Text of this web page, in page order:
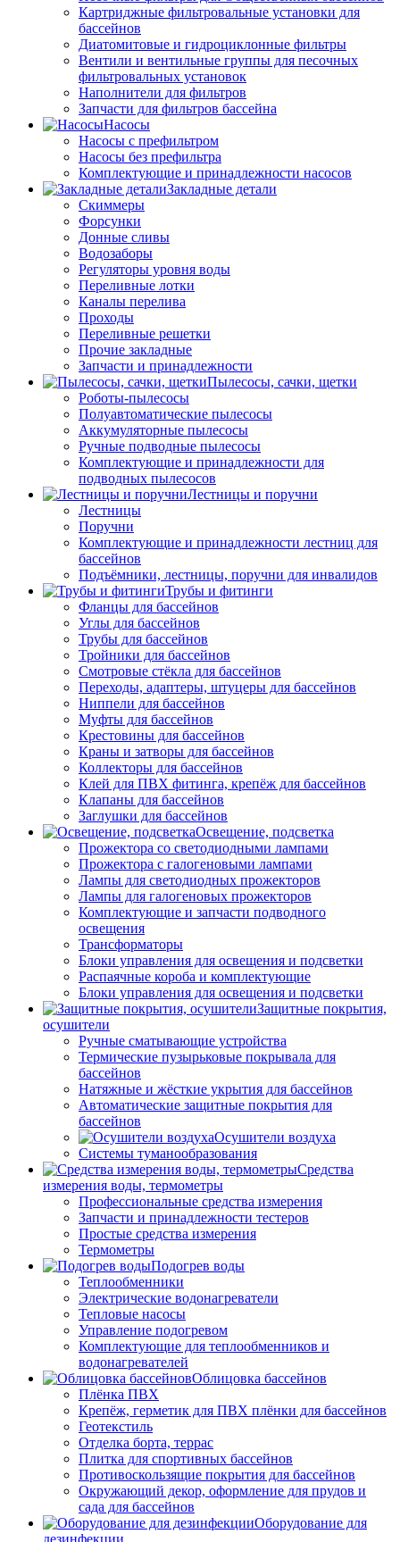
Картриджные фильтровальные установки для
бассейнов
Диатомитовые и гидроциклонные фильтры
Вентили и вентильные группы для песочных
фильтровальных установок
Наполнители для фильтров
Запчасти для фильтров бассейна
Насосы
Насосы с префильтром
Насосы без префильтра
Комплектующие и принадлежности насосов
Закладные детали
Скиммеры
Форсунки
Донные сливы
Водозаборы
Регуляторы уровня воды
Переливные лотки
Каналы перелива
Проходы
Переливные решетки
Прочие закладные
Запчасти и принадлежности
Пылесосы, сачки, щетки
Роботы-пылесосы
Полуавтоматические пылесосы
Аккумуляторные пылесосы
Ручные подводные пылесосы
Комплектующие и принадлежности для
подводных пылесосов
Лестницы и поручни
Лестницы
Поручни
Комплектующие и принадлежности лестниц для
бассейнов
Подъёмники, лестницы, поручни для инвалидов
Трубы и фитинги
Фланцы для бассейнов
Углы для бассейнов
Трубы для бассейнов
Тройники для бассейнов
Смотровые стёкла для бассейнов
Переходы, адаптеры, штуцеры для бассейнов
Ниппели для бассейнов
Муфты для бассейнов
Крестовины для бассейнов
Краны и затворы для бассейнов
Коллекторы для бассейнов
Клей для ПВХ фитинга, крепёж для бассейнов
Клапаны для бассейнов
Заглушки для бассейнов
Освещение, подсветка
Прожектора со светодиодными лампами
Прожектора с галогеновыми лампами
Лампы для светодиодных прожекторов
Лампы для галогеновых прожекторов
Комплектующие и запчасти подводного
освещения
Трансформаторы
Блоки управления для освещения и подсветки
Распаячные короба и комплектующие
Блоки управления для освещения и подсветки
Защитные покрытия,
осушители
Ручные сматывающие устройства
Термические пузырьковые покрывала для
бассейнов
Натяжные и жёсткие укрытия для бассейнов
Автоматические защитные покрытия для
бассейнов
Осушители воздуха
Системы туманообразования
Средства
измерения воды, термометры
Профессиональные средства измерения
Запчасти и принадлежности тестеров
Простые средства измерения
Термометры
Подогрев воды
Теплообменники
Электрические водонагреватели
Тепловые насосы
Управление подогревом
Комплектующие для теплообменников и
водонагревателей
Облицовка бассейнов
Плёнка ПВХ
Крепёж, герметик для ПВХ плёнки для бассейнов
Геотекстиль
Отделка борта, террас
Плитка для спортивных бассейнов
Противоскользящие покрытия для бассейнов
Окружающий декор, оформление для прудов и
сада для бассейнов
Оборудование для
дезинфекции